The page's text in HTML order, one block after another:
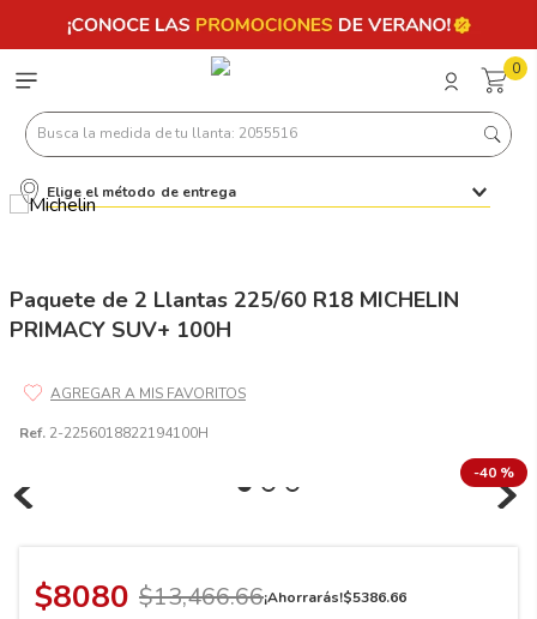
0
Busca la medida de tu llanta: 2055516
Elige el método de entrega
Paquete de 2 Llantas 225/60 R18 MICHELIN
PRIMACY SUV+ 100H
Ref. 2-2256018822194100H
-40 %
$8080 $13,466.66¡Ahorrarás!$5386.66
Términos más buscados
.
7 245